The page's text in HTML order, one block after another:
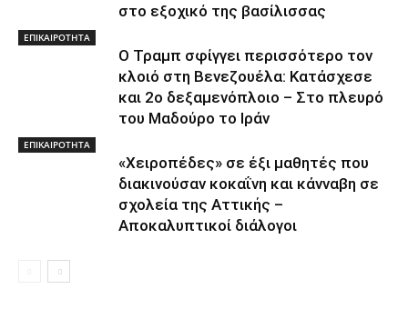
στο εξοχικό της βασίλισσας
ΕΠΙΚΑΙΡΟΤΗΤΑ
Ο Τραμπ σφίγγει περισσότερο τον
κλοιό στη Βενεζουέλα: Κατάσχεσε
και 2ο δεξαμενόπλοιο – Στο πλευρό
του Μαδούρο το Ιράν
ΕΠΙΚΑΙΡΟΤΗΤΑ
«Χειροπέδες» σε έξι μαθητές που
διακινούσαν κοκαΐνη και κάνναβη σε
σχολεία της Αττικής –
Αποκαλυπτικοί διάλογοι